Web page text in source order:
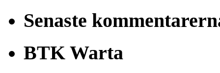
Senaste
BTK Warta